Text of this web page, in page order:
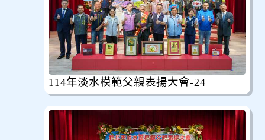
114年淡水模範父親表揚大會-24